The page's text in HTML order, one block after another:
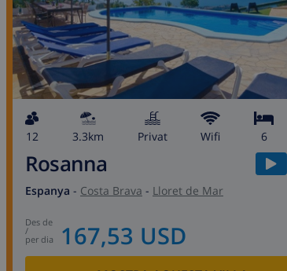
12 3.3km Privat wifi 6
Rosanna
Espanya - Costa Brava - Lloret de Mar
des de
/
per dia 167,53 USD